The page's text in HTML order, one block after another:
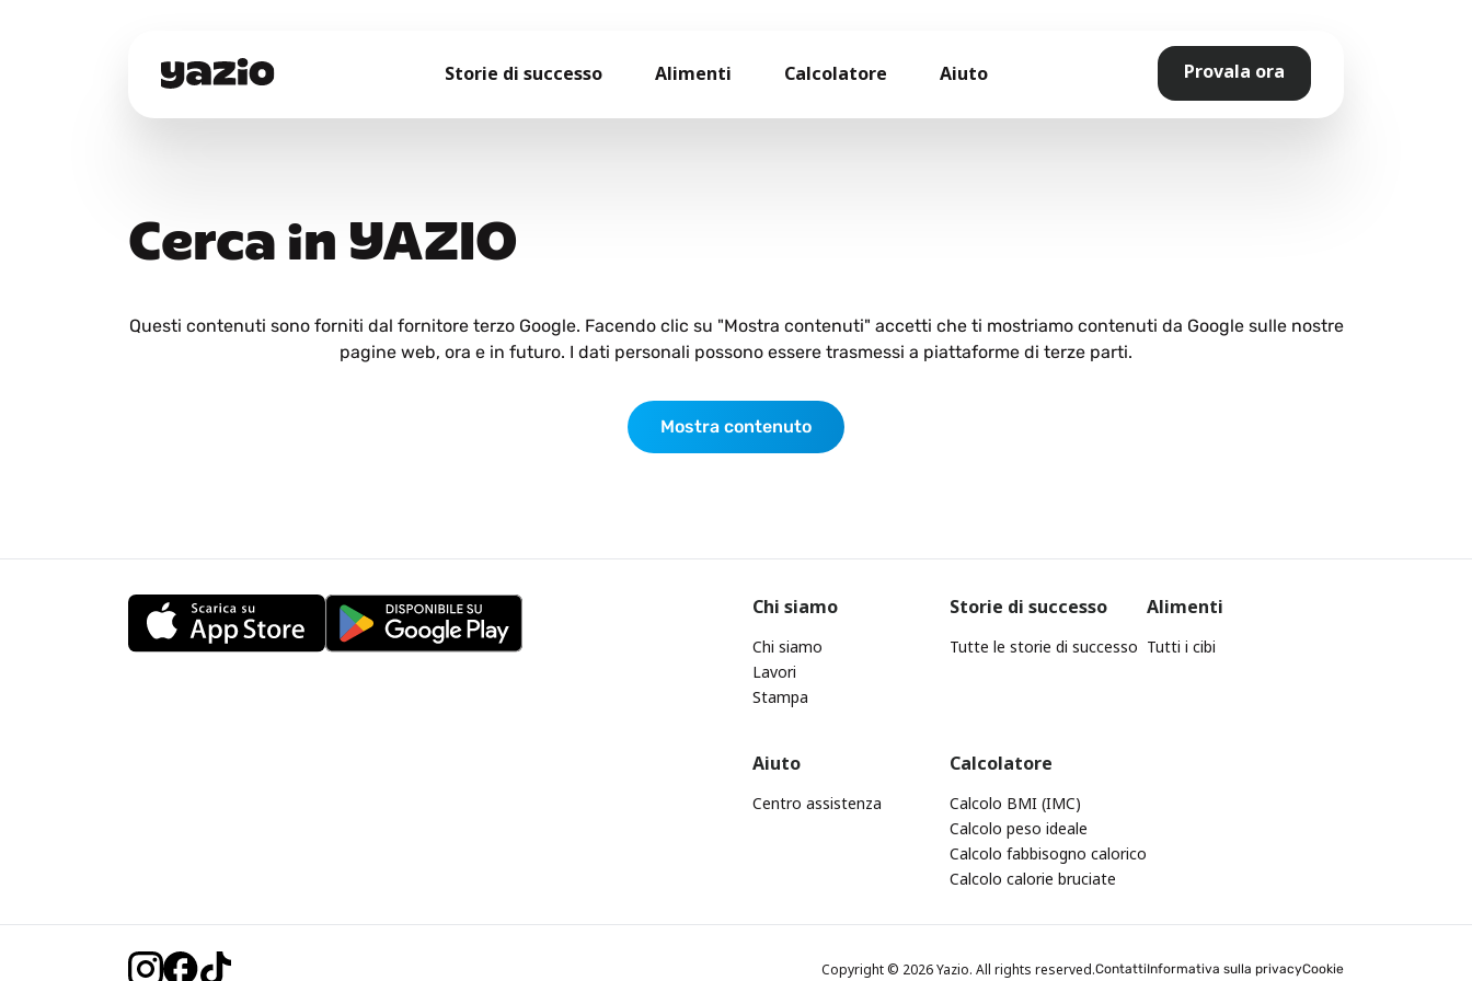
Storie di successo Alimenti Calcolatore Aiuto Provala ora
Cerca in YAZIO
Questi contenuti sono forniti dal fornitore terzo Google. Facendo clic su "Mostra contenuti" accetti che ti mostriamo contenuti da Google sulle nostre
pagine web, ora e in futuro. I dati personali possono essere trasmessi a piattaforme di terze parti.
Mostra contenuto
Chi siamo
Chi siamo
Lavori
Stampa
Storie di successo
Tutte le storie di successo
Alimenti
Tutti i cibi
Aiuto
Centro assistenza
Calcolatore
Calcolo BMI (IMC)
Calcolo peso ideale
Calcolo fabbisogno calorico
Calcolo calorie bruciate
Copyright © 2026 Yazio. All rights reserved.ContattiInformativa sulla privacyCookie